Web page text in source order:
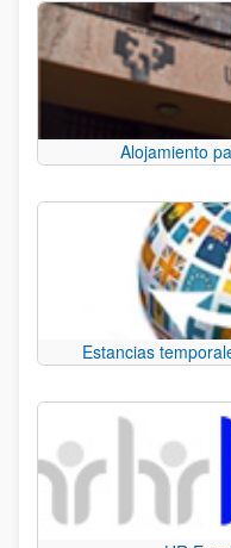
Alojamiento
Estancias